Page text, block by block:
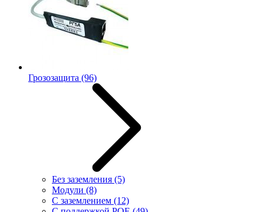
Грозозащита (96)
Без заземления (5)
Модули (8)
С заземлением (12)